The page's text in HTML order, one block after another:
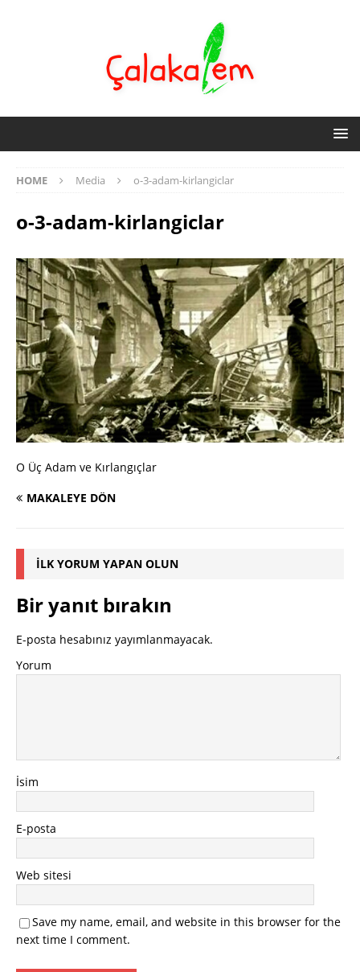
HOME Media o-3-adam-kirlangiclar
o-3-adam-kirlangiclar
O Üç Adam ve Kırlangıçlar
MAKALEYE DÖN
İLK YORUM YAPAN OLUN
Bir yanıt bırakın
E-posta hesabınız yayımlanmayacak.
Yorum
İsim
E-posta
Web sitesi
Save my name, email, and website in this browser for the
next time I comment.